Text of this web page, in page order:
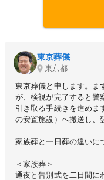
東京葬儀
東京都
東京葬儀と申します。ま
が、検視が完了すると警
引き取る手続きを進めま
の安置施設）へ搬送し、
家族葬と一日葬の違いに
＜家族葬＞
通夜と告別式を二日間に